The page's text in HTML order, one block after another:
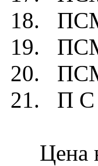
18.
19.
20.
21. П С
Цена